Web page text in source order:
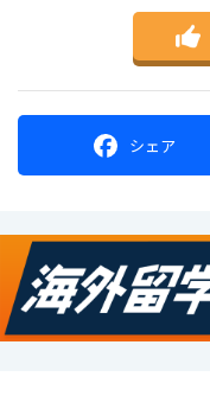
シェア